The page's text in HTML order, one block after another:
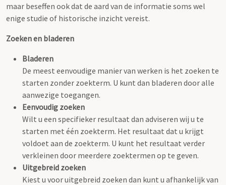
maar beseffen ook dat de aard van de informatie soms wel
enige studie of historische inzicht vereist.
Zoeken en bladeren
Bladeren
De meest eenvoudige manier van werken is het zoeken te
starten zonder zoekterm. U kunt dan bladeren door alle
aanwezige toegangen.
Eenvoudig zoeken
Wilt u een specifieker resultaat dan adviseren wij u te
starten met één zoekterm. Het resultaat dat u krijgt
voldoet aan de zoekterm. U kunt het resultaat verder
verkleinen door meerdere zoektermen op te geven.
Uitgebreid zoeken
Kiest u voor uitgebreid zoeken dan kunt u afhankelijk van